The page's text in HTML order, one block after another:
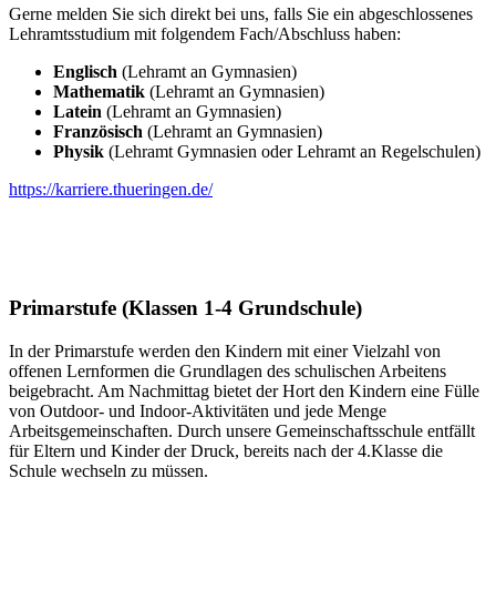
Gerne melden Sie sich direkt bei uns, falls Sie ein abgeschlossenes
Lehramtsstudium mit folgendem Fach/Abschluss haben:
Englisch (Lehramt an Gymnasien)
Mathematik (Lehramt an Gymnasien)
Latein (Lehramt an Gymnasien)
Französisch (Lehramt an Gymnasien)
Physik (Lehramt Gymnasien oder Lehramt an Regelschulen)
https://karriere.thueringen.de/
Primarstufe (Klassen 1-4 Grundschule)
In der Primarstufe werden den Kindern mit einer Vielzahl von
offenen Lernformen die Grundlagen des schulischen Arbeitens
beigebracht. Am Nachmittag bietet der Hort den Kindern eine Fülle
von Outdoor- und Indoor-Aktivitäten und jede Menge
Arbeitsgemeinschaften. Durch unsere Gemeinschaftsschule entfällt
für Eltern und Kinder der Druck, bereits nach der 4.Klasse die
Schule wechseln zu müssen.